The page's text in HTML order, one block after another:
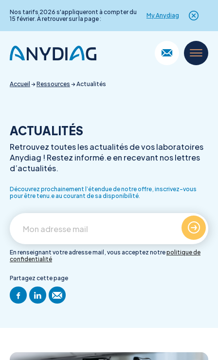
Nos tarifs 2026 s'appliqueront à compter du
15 février. À retrouver sur la page :
My Anydiag
content
Accueil →Ressources →Actualités
ACTUALITÉS
Retrouvez toutes les actualités de vos laboratoires
Anydiag ! Restez informé.e en recevant nos lettres
d’actualités.
Découvrez prochainement l’étendue de notre offre, inscrivez-vous
pour être tenu.e au courant de sa disponibilité.
En renseignant votre adresse mail, vous acceptez notrepolitique de
confidentialité
Partagez cette page